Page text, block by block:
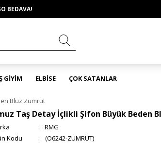
BEDAVA!
GİYİM ELBİSE ÇOK SATANLAR
Bluz Zümrüt
Taş Detay İçlikli Şifon Büyük Beden
:
RMG
(O6242-ZÜMRÜT)